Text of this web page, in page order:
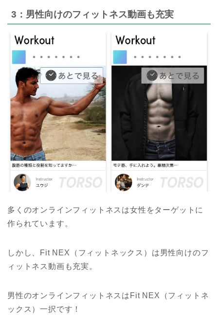
3：男性向けのフィットネス動画も充実
多くのオンラインフィットネスは女性をターゲットに
作られています。
しかし、Fit NEX（フィットネックス）は男性向けのフ
ィットネス動画も充実。
男性のオンラインフィットネスはFit NEX（フィットネ
ックス）一択です！